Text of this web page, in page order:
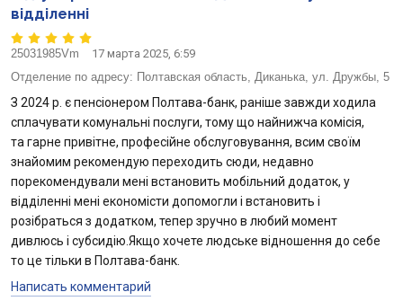
відділенні
25031985Vm
17 марта 2025, 6:59
Отделение по адресу: Полтавская область, Диканька, ул. Дружбы, 5
З 2024 р. є пенсіонером Полтава-банк, раніше завжди ходила
сплачувати комунальні послуги, тому що найнижча комісія,
та гарне привітне, професійне обслуговування, всим своїм
знайомим рекомендую переходить сюди, недавно
порекомендували мені встановить мобільний додаток, у
відділенні мені економісти допомогли і встановить і
розібраться з додатком, тепер зручно в любий момент
дивлюсь і субсидію.Якщо хочете людське відношення до себе
то це тільки в Полтава-банк.
Написать комментарий